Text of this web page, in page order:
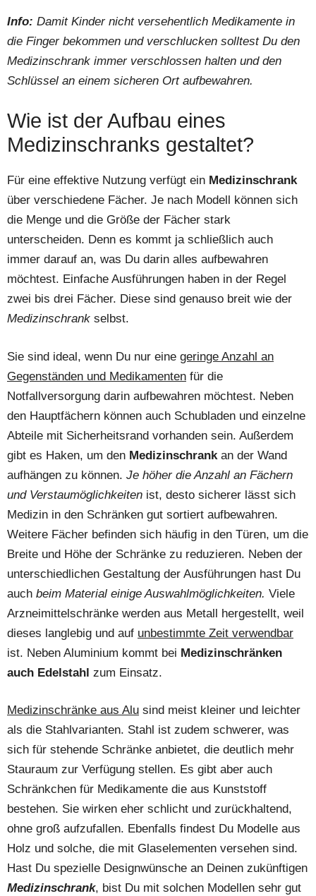
Info: Damit Kinder nicht versehentlich Medikamente in
die Finger bekommen und verschlucken solltest Du den
Medizinschrank immer verschlossen halten und den
Schlüssel an einem sicheren Ort aufbewahren.
Wie ist der Aufbau eines
Medizinschranks gestaltet?
Für eine effektive Nutzung verfügt ein Medizinschrank
über verschiedene Fächer. Je nach Modell können sich
die Menge und die Größe der Fächer stark
unterscheiden. Denn es kommt ja schließlich auch
immer darauf an, was Du darin alles aufbewahren
möchtest. Einfache Ausführungen haben in der Regel
zwei bis drei Fächer. Diese sind genauso breit wie der
Medizinschrank selbst.
Sie sind ideal, wenn Du nur eine geringe Anzahl an
Gegenständen und Medikamenten für die
Notfallversorgung darin aufbewahren möchtest. Neben
den Hauptfächern können auch Schubladen und einzelne
Abteile mit Sicherheitsrand vorhanden sein. Außerdem
gibt es Haken, um den Medizinschrank an der Wand
aufhängen zu können. Je höher die Anzahl an Fächern
und Verstaumöglichkeiten ist, desto sicherer lässt sich
Medizin in den Schränken gut sortiert aufbewahren.
Weitere Fächer befinden sich häufig in den Türen, um die
Breite und Höhe der Schränke zu reduzieren. Neben der
unterschiedlichen Gestaltung der Ausführungen hast Du
auch beim Material einige Auswahlmöglichkeiten. Viele
Arzneimittelschränke werden aus Metall hergestellt, weil
dieses langlebig und auf unbestimmte Zeit verwendbar
ist. Neben Aluminium kommt bei Medizinschränken
auch Edelstahl zum Einsatz.
Medizinschränke aus Alu sind meist kleiner und leichter
als die Stahlvarianten. Stahl ist zudem schwerer, was
sich für stehende Schränke anbietet, die deutlich mehr
Stauraum zur Verfügung stellen. Es gibt aber auch
Schränkchen für Medikamente die aus Kunststoff
bestehen. Sie wirken eher schlicht und zurückhaltend,
ohne groß aufzufallen. Ebenfalls findest Du Modelle aus
Holz und solche, die mit Glaselementen versehen sind.
Hast Du spezielle Designwünsche an Deinen zukünftigen
Medizinschrank, bist Du mit solchen Modellen sehr gut